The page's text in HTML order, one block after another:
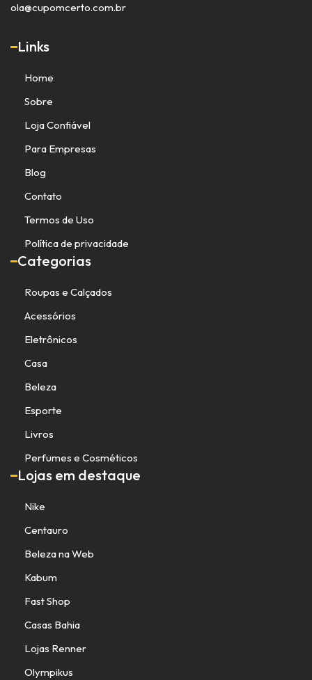
ola@cupomcerto.com.br
Links
Home
Sobre
Loja Confiável
Para Empresas
Blog
Contato
Termos de Uso
Política de privacidade
Categorias
Roupas e Calçados
Acessórios
Eletrônicos
Casa
Beleza
Esporte
Livros
Perfumes e Cosméticos
Lojas em destaque
Nike
Centauro
Beleza na Web
Kabum
Fast Shop
Casas Bahia
Lojas Renner
Olympikus